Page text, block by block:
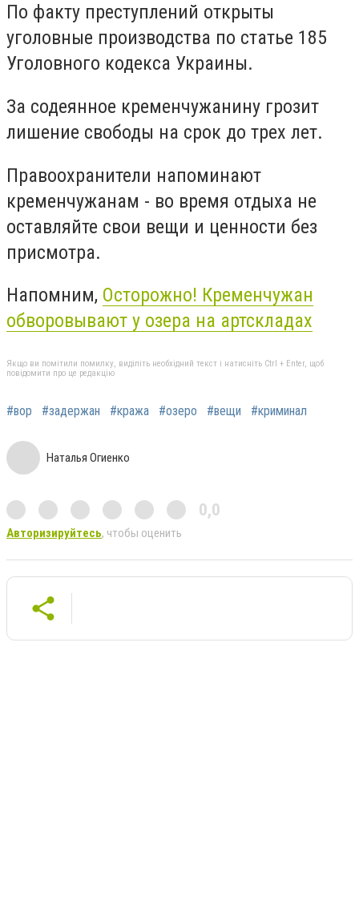
По факту преступлений открыты
уголовные производства по статье 185
Уголовного кодекса Украины.
За содеянное кременчужанину грозит
лишение свободы на срок до трех лет.
Правоохранители напоминают
кременчужанам - во время отдыха не
оставляйте свои вещи и ценности без
присмотра.
Напомним, Осторожно! Кременчужан
обворовывают у озера на артскладах
Якщо ви помітили помилку, виділіть необхідний текст і натисніть Ctrl + Enter, щоб
повідомити про це редакцію
#вор #задержан #кража #озеро #вещи #криминал
Наталья Огиенко
0,0
Авторизируйтесь, чтобы оценить